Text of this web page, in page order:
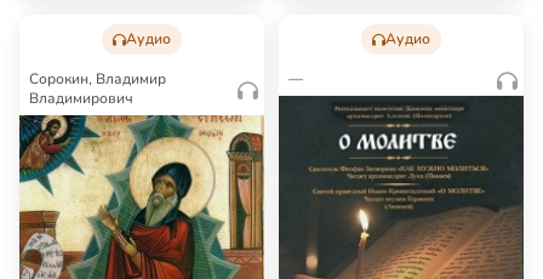
Аудио
Сорокин, Владимир
Владимирович
Аудио
—